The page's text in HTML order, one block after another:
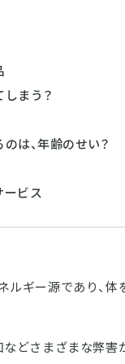
まう？
は、年齢のせい？
ービス
ギー源であり、
どさまざまな弊害